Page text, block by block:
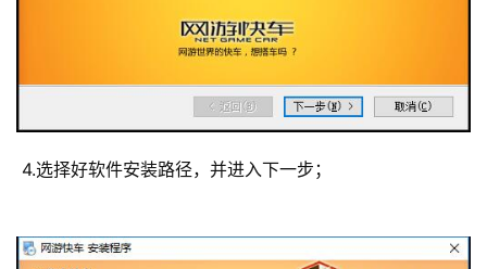
4.选择好软件安装路径，并进入下一步；